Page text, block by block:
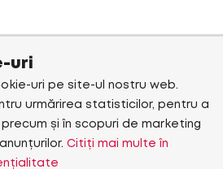
uri
uri pe site-ul nostru web.
urmărirea statisticilor, pentru a
și în scopuri de marketing
Citiți mai multe în